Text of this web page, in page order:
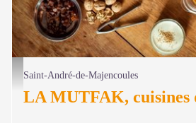
© Ilona Genty-Mezei
Saint-André-de-Majencoules
LA MUTFAK, cuisines